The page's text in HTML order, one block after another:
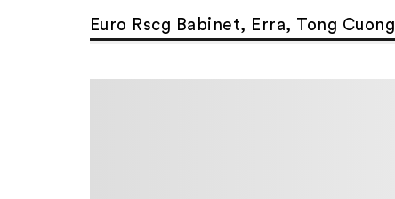
Euro Rscg Babinet, Erra, Tong Cuong